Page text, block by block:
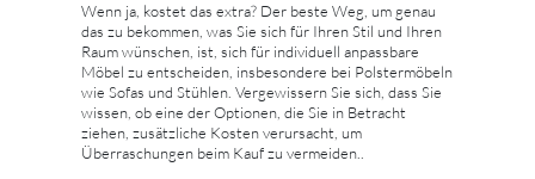
Wenn ja, kostet das extra? Der beste Weg, um genau
das zu bekommen, was Sie sich für Ihren Stil und Ihren
Raum wünschen, ist, sich für individuell anpassbare
Möbel zu entscheiden, insbesondere bei Polstermöbeln
wie Sofas und Stühlen. Vergewissern Sie sich, dass Sie
wissen, ob eine der Optionen, die Sie in Betracht
ziehen, zusätzliche Kosten verursacht, um
Überraschungen beim Kauf zu vermeiden..